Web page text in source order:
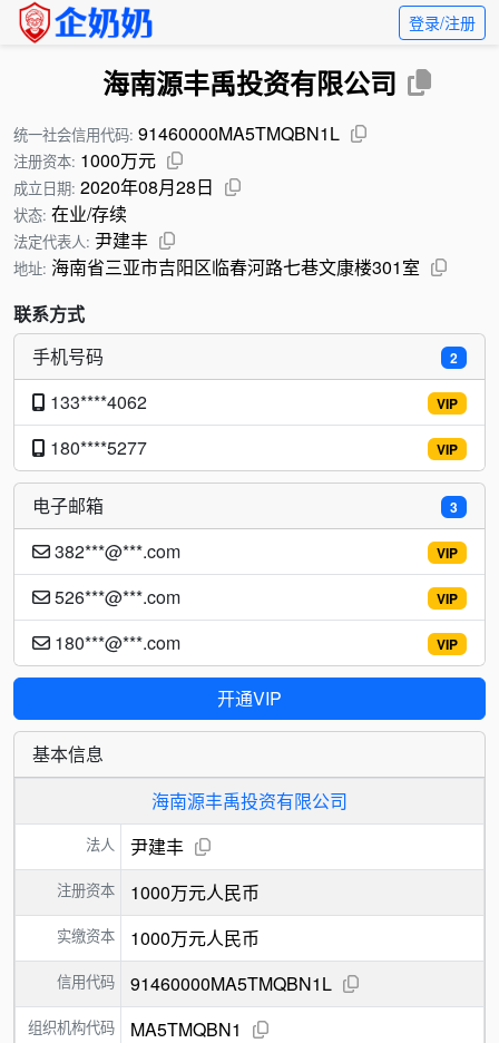
登录/注册
海南源丰禹投资有限公司
统一社会信用代码: 91460000MA5TMQBN1L
注册资本: 1000万元
成立日期: 2020年08月28日
状态: 在业/存续
法定代表人: 尹建丰
地址: 海南省三亚市吉阳区临春河路七巷文康楼301室
联系方式
2
手机号码
VIP
133****4062
VIP
180****5277
3
电子邮箱
VIP
382***@***.com
VIP
526***@***.com
VIP
180***@***.com
开通VIP
基本信息
海南源丰禹投资有限公司
法人 尹建丰
注册资本 1000万元人民币
实缴资本 1000万元人民币
信用代码 91460000MA5TMQBN1L
组织机构代码 MA5TMQBN1